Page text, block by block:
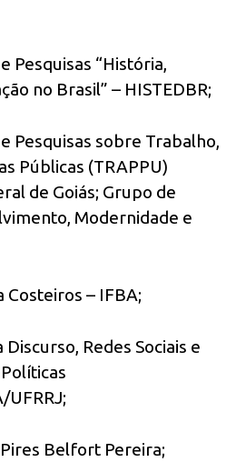
Pesquisas “História,
no Brasil” – HISTEDBR;
Pesquisas sobre Trabalho,
Públicas (TRAPPU)
de Goiás; Grupo de
Modernidade e
Costeiros – IFBA;
Redes Sociais e
UFRRJ;
Belfort Pereira;